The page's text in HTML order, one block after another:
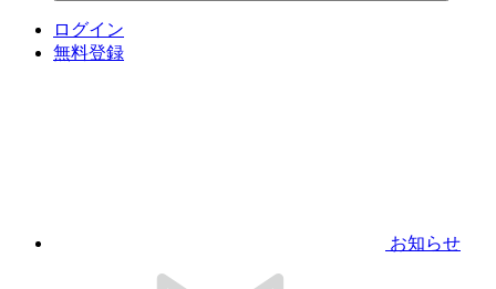
ログイン
無料登録
お知らせ